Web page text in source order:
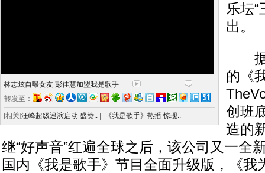
林志炫自曝女友 彭佳慧加盟我是歌手
转发至：
[相关]汪峰超级巡演启动 盛赞.. 《我是歌手》热播 惊现..
乐坛
出。
据
的《
创班
造的
继“好声音”红遍全球之后，该公司又一全
国内《我是歌手》节目全面升级版，《我